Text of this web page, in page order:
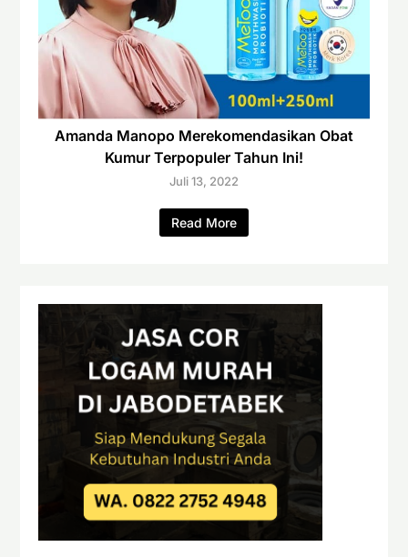
Amanda Manopo Merekomendasikan Obat
Kumur Terpopuler Tahun Ini!
Juli 13, 2022
Read More